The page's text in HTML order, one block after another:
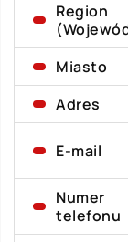
Region
Miasto
Adres
E-mail
Numer
telefonu